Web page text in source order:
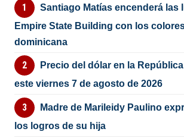
Santiago Matías encenderá las
Empire State Building con los
dominicana
Precio del dólar en la
este viernes 7 de agosto de 2026
Madre de Marileidy Paulino
los logros de su hija